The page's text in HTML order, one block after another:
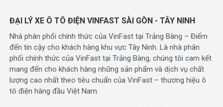
ĐẠI LÝ XE Ô TÔ ĐIỆN VINFAST SÀI GÒN - TÂY NINH
Nhà phân phối chính thức của VinFast tại Trảng Bàng – Điểm
đến tin cậy cho khách hàng khu vực Tây Ninh. Là nhà phân
phối chính thức của VinFast tại Trảng Bàng, chúng tôi cam kết
mang đến cho khách hàng những sản phẩm và dịch vụ chất
lượng cao nhất theo tiêu chuẩn của VinFast – thương hiệu ô
tô điện hàng đầu Việt Nam.